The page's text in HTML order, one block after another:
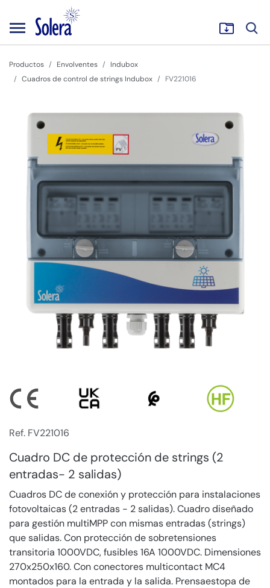
Productos Envolventes
Indubox
Cuadros de control de strings Indubox
FV221016
Ref. FV221016
Cuadro DC de protección de strings (2
entradas- 2 salidas)
Cuadros DC de conexión y protección para instalaciones
fotovoltaicas (2 entradas - 2 salidas). Cuadro diseñado
para gestión multiMPP con mismas entradas (strings)
que salidas. Con protección de sobretensiones
transitoria 1000VDC, fusibles 16A 1000VDC. Dimensiones
270x250x160. Con conectores multicontact MC4
montados para la entrada y la salida. Prensaestopa de